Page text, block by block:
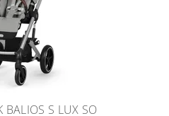
BALIOS S LUX SO